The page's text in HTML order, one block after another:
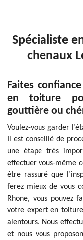
Spécialiste
chenaux
Faites
en toiture
gouttière ou
Voulez-vous garder
Il est conseillé de
une étape très
effectuer vous-même
être rassuré que
ferez mieux de vous
Rhone, vous pouvez
votre expert en
alentours. Nous
et nous vous